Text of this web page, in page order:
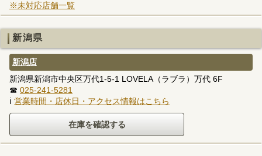
※未対応店舗一覧
新潟県
新潟店
新潟県新潟市中央区万代1-5-1 LOVELA（ラブラ）万代 6F
☎ 025-241-5281
ℹ 営業時間・店休日・アクセス情報はこちら